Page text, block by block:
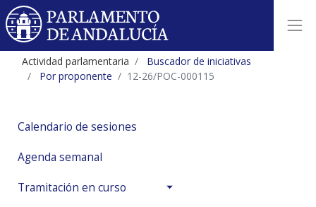
Actividad parlamentaria
Buscador de iniciativas
Por proponente
12-26/POC-000115
Calendario de sesiones
Agenda semanal
Tramitación en curso